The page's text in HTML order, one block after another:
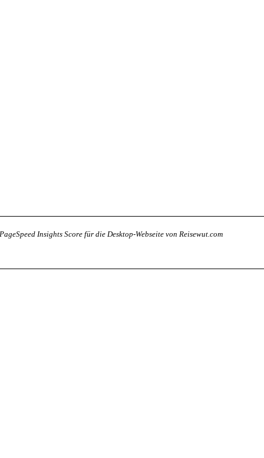
PageSpeed Insights Score für die Desktop-Webseite von Reisewut.com